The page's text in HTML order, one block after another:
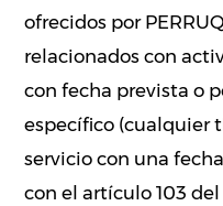
ofrecidos por
relacionados con
con fecha prevista o
específico (cualquier
servicio con una
con el artículo 103